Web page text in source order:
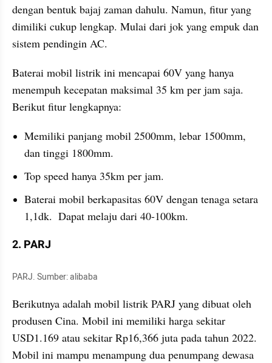
dengan bentuk bajaj zaman dahulu. Namun, fitur yang
dimiliki cukup lengkap. Mulai dari jok yang empuk dan
sistem pendingin AC.
Baterai mobil listrik ini mencapai 60V yang hanya
menempuh kecepatan maksimal 35 km per jam saja.
Berikut fitur lengkapnya:
Memiliki panjang mobil 2500mm, lebar 1500mm,
dan tinggi 1800mm.
Top speed hanya 35km per jam.
Baterai mobil berkapasitas 60V dengan tenaga setara
1,1dk.  Dapat melaju dari 40-100km.
2. PARJ
PARJ. Sumber: alibaba
Berikutnya adalah mobil listrik PARJ yang dibuat oleh
produsen Cina. Mobil ini memiliki harga sekitar
USD1.169 atau sekitar Rp16,366 juta pada tahun 2022.
Mobil ini mampu menampung dua penumpang dewasa